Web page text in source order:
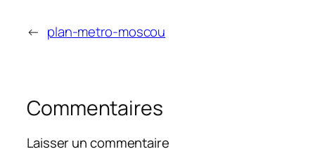
← plan-metro-moscou
Commentaires
Laisser un commentaire